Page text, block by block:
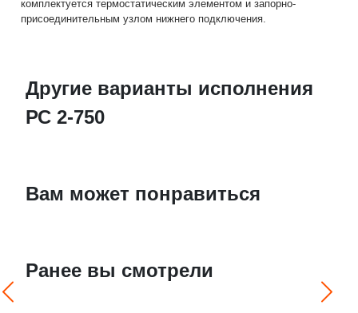
комплектуется термостатическим элементом и запорно-
присоединительным узлом нижнего подключения.
Другие варианты исполнения
РС 2-750
Вам может понравиться
Ранее вы смотрели